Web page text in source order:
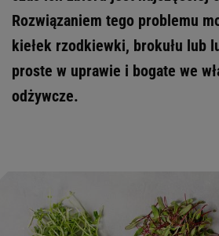
Rozwiązaniem tego problemu
kiełek rzodkiewki, brokułu lub
proste w uprawie i bogate we
odżywcze.